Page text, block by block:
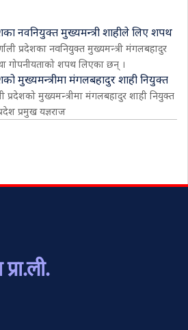
नवनियुक्त मुख्यमन्त्री शाहीले लिए शपथ
प्रदेशका नवनियुक्त मुख्यमन्त्री मंगलबहादुर
गोपनीयताको शपथ लिएका छन् ।
मुख्यमन्त्रीमा मंगलबहादुर शाही नियुक्त
प्रदेशको मुख्यमन्त्रीमा मंगलबहादुर शाही नियुक्त
प्रमुख यज्ञराज